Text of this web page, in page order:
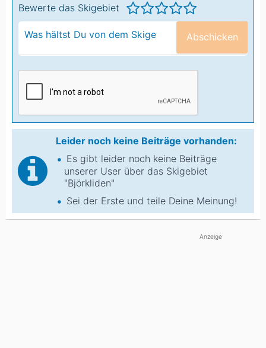
Bewerte das Skigebiet
Abschicken
Leider noch keine Beiträge vorhanden:
Es gibt leider noch keine Beiträge
unserer User über das Skigebiet
"Björkliden"
Sei der Erste und teile Deine Meinung!
Anzeige